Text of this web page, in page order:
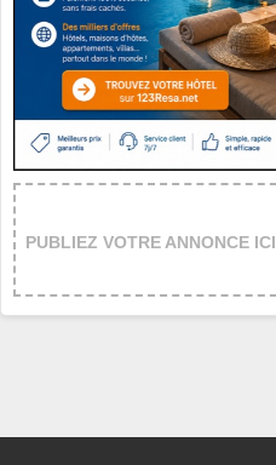
PUBLIEZ VOTRE ANNONCE ICI